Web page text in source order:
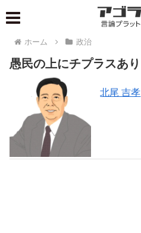
ホーム 政治
愚民の上にチプラスあり
北尾 吉孝